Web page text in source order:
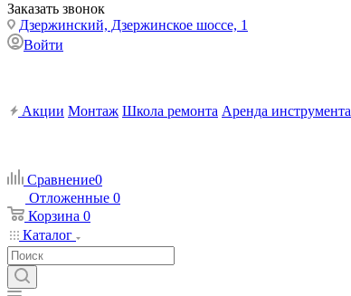
Заказать звонок
Дзержинский, Дзержинское шоссе, 1
Войти
Акции Монтаж Школа ремонта Аренда инструмента
Сравнение0
Отложенные 0
Корзина 0
Каталог